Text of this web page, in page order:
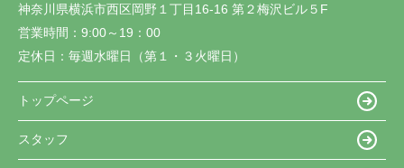
神奈川県横浜市西区岡野１丁目16-16 第２梅沢ビル５F
営業時間： 9:00～19：00
定休日： 毎週水曜日（第１・３火曜日）
トップページ
スタッフ